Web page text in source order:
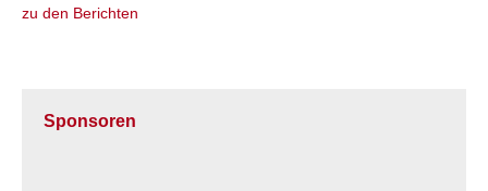
zu den Berichten
Sponsoren